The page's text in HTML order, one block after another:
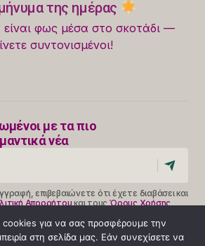
της ημέρας
φως μέσα στο σκοτάδι —
συντονισμένοι!
με τα πιο
νέα
επιβεβαιώνετε ότι έχετε διαβάσει και
Απορρήτουκαι τουςΌρους Χρήσης
cookies για να σας προσφέρουμε την
στη σελίδα μας. Εάν συνεχίσετε να